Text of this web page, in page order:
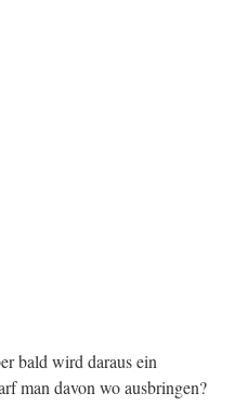
bald wird daraus ein
man davon wo ausbringen?